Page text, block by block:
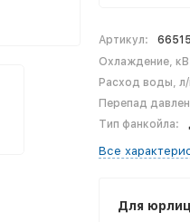
Артикул: 66515
Охлаждение,
Расход воды,
Перепад
Тип фанкойла:
Все
Для юрлиц